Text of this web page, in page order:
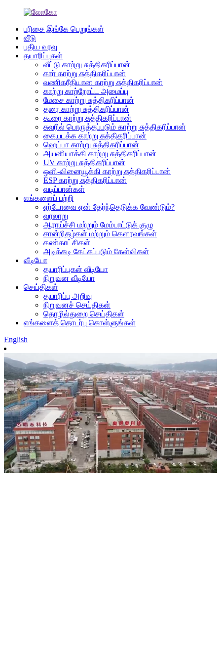
பரிசை இங்கே பெறுங்கள்
வீடு
புதிய வரவு
தயாரிப்புகள்
வீட்டு காற்று சுத்திகரிப்பான்
கார் காற்று சுத்திகரிப்பான்
வணிகரீதியான காற்று சுத்திகரிப்பான்
காற்று காற்றோட்ட அமைப்பு
மேசை காற்று சுத்திகரிப்பான்
தரை காற்று சுத்திகரிப்பான்
கூரை காற்று சுத்திகரிப்பான்
சுவரில் பொருத்தப்படும் காற்று சுத்திகரிப்பான்
கையடக்க காற்று சுத்திகரிப்பான்
ஹெப்பா காற்று சுத்திகரிப்பான்
அயனியாக்கி காற்று சுத்திகரிப்பான்
UV காற்று சுத்திகரிப்பான்
ஒளி-வினையூக்கி காற்று சுத்திகரிப்பான்
ESP காற்று சுத்திகரிப்பான்
வடிப்பான்கள்
எங்களைப் பற்றி
ஏர்டோவை ஏன் தேர்ந்தெடுக்க வேண்டும்?
வரலாறு
ஆராய்ச்சி மற்றும் மேம்பாட்டுக் குழு
சான்றிதழ்கள் மற்றும் கௌரவங்கள்
கண்காட்சிகள்
அடிக்கடி கேட்கப்படும் கேள்விகள்
வீடியோ
தயாரிப்புகள் வீடியோ
நிறுவன வீடியோ
செய்திகள்
தயாரிப்பு அறிவு
நிறுவனச் செய்திகள்
தொழில்துறை செய்திகள்
எங்களைத் தொடர்பு கொள்ளுங்கள்
English